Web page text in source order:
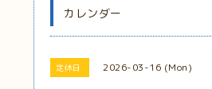
カレンダー
定休日 2026-03-16 (Mon)